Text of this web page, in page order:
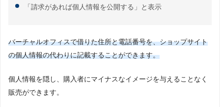
「請求があれば個人情報を公開する」と表示
バーチャルオフィスで借りた住所と電話番号を、ショップサイト
の個人情報の代わりに記載することができます。
個人情報を隠し、購入者にマイナスなイメージを与えることなく
販売ができます。